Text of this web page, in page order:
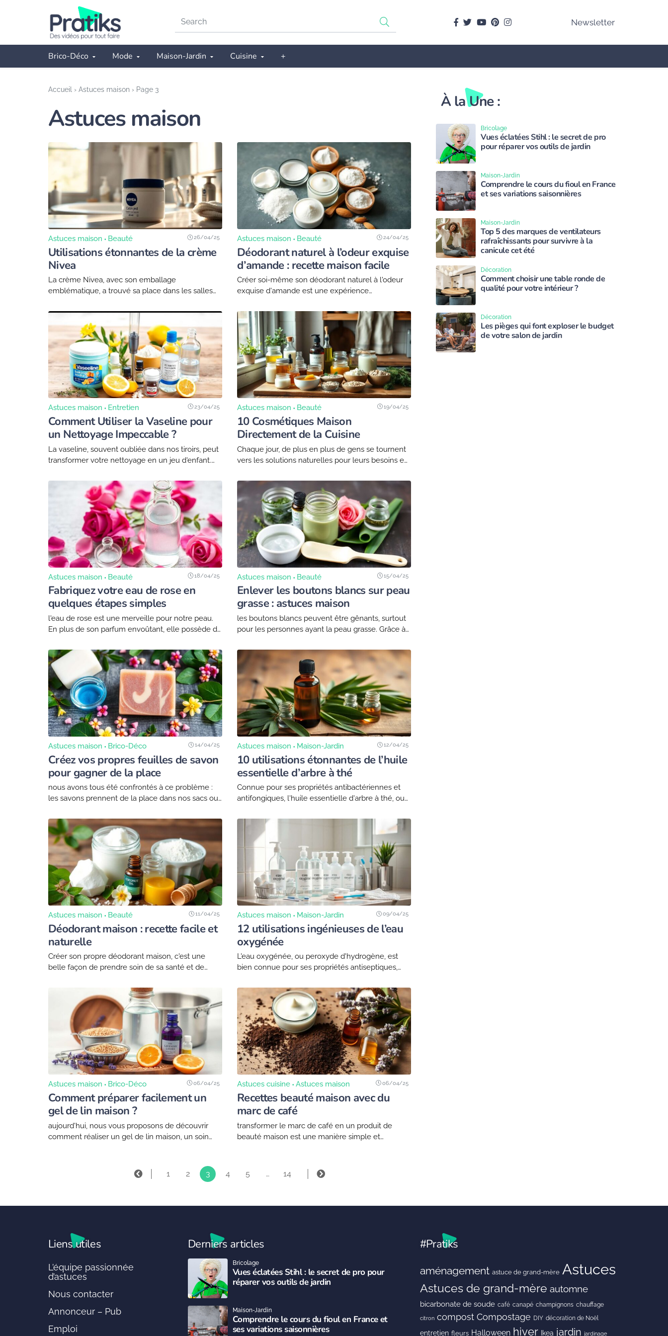
Search
facebook
Twitteryoutubepinterest
instagram Newsletter
Brico-Déco Mode Maison-Jardin Cuisine +
Accueil › Astuces maison › Page 3
Astuces maison
Utilisations étonnantes de la crème
Nivea
Astuces maison Beauté
La crème Nivea, avec son emballage
emblématique, a trouvé sa place dans les salles
riche et ses propriétés hydratantes, cette crème...
26/04/25
Déodorant naturel à l’odeur exquise
d’amande : recette maison facile
Astuces maison Beauté
Créer soi-même son déodorant naturel à l'odeur
exquise d'amande est une expérience
essentiel de travailler en toute sécurité.
Avertissement : la recette utilise parfois...
24/04/25
Comment Utiliser la Vaseline pour
un Nettoyage Impeccable ?
Astuces maison Entretien
La vaseline, souvent oubliée dans nos tiroirs, peut
transformer votre nettoyage en un jeu d'enfant.
est essentiel de rappeler que certains ingrédients...
23/04/25
10 Cosmétiques Maison
Directement de la Cuisine
Astuces maison Beauté
Chaque jour, de plus en plus de gens se tournent
vers les solutions naturelles pour leurs besoins en
respectent notre peau et nos cheveux, mais...
19/04/25
Fabriquez votre eau de rose en
quelques étapes simples
Astuces maison Beauté
l'eau de rose est une merveille pour notre peau.
En plus de son parfum envoûtant, elle possède de
la peau. Ce diy...
18/04/25
Enlever les boutons blancs sur peau
grasse : astuces maison
Astuces maison Beauté
les boutons blancs peuvent être gênants, surtout
pour les personnes ayant la peau grasse. Grâce à
pour les aider à disparaître. Attention :...
15/04/25
Créez vos propres feuilles de savon
pour gagner de la place
Astuces maison Brico-Déco
nous avons tous été confrontés à ce problème :
les savons prennent de la place dans nos sacs ou
pourquoi ne pas...
14/04/25
10 utilisations étonnantes de l’huile
essentielle d’arbre à thé
Astuces maison Maison-Jardin
Connue pour ses propriétés antibactériennes et
antifongiques, l'huile essentielle d'arbre à thé, ou
peuples autochtones d'Australie. Cette essence
naturelle a su...
12/04/25
Déodorant maison : recette facile et
naturelle
Astuces maison Beauté
Créer son propre déodorant maison, c'est une
belle façon de prendre soin de sa santé et de
recette utilise parfois des produits chimiques qui...
11/04/25
12 utilisations ingénieuses de l’eau
oxygénée
Astuces maison Maison-Jardin
L'eau oxygénée, ou peroxyde d'hydrogène, est
bien connue pour ses propriétés antiseptiques,
simple désinfection. Polyvalente, elle trouve sa
place dans de nombreux...
09/04/25
Comment préparer facilement un
gel de lin maison ?
Astuces maison Brico-Déco
aujourd'hui, nous vous proposons de découvrir
comment réaliser un gel de lin maison, un soin
06/04/25
Recettes beauté maison avec du
marc de café
Astuces cuisine Astuces maison
transformer le marc de café en un produit de
beauté maison est une manière simple et
06/04/25
1 2 3 4 5 … 14
À la Une :
Vues éclatées Stihl : le secret de pro
pour réparer vos outils de jardin
Bricolage
Comprendre le cours du fioul en France
et ses variations saisonnières
Maison-Jardin
Top 5 des marques de ventilateurs
rafraîchissants pour survivre à la
canicule cet été
Maison-Jardin
Comment choisir une table ronde de
qualité pour votre intérieur ?
Décoration
Les pièges qui font exploser le budget
de votre salon de jardin
Décoration
Liens utiles
L’équipe passionnée
d’astuces
Nous contacter
Annonceur – Pub
Emploi
Derniers articles
Vues éclatées Stihl : le secret de pro pour
réparer vos outils de jardin
Bricolage
Comprendre le cours du fioul en France et
ses variations saisonnières
Maison-Jardin
#Pratiks
aménagement astuce de grand-mère Astuces
Astuces de grand-mère automne
bicarbonate de soude café canapé champignons chauffage
citron compost Compostage DIY décoration de Noël
entretien fleurs Halloween hiver Ikea jardin jardinage